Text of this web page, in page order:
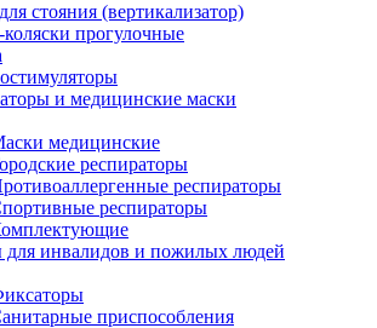
стояния (вертикализатор)
коляски прогулочные
и медицинские маски
медицинские
респираторы
респираторы
респираторы
для инвалидов и пожилых людей
приспособления